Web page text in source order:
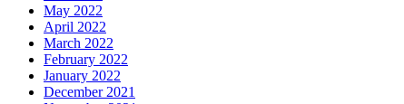
May 2022
April 2022
March 2022
February 2022
January 2022
December 2021